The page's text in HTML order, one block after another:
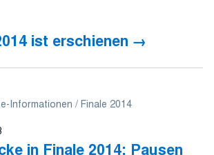
ist erschienen
Informationen
Finale 2014
in Finale 2014: Pausen